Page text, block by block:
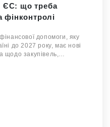
ЄС: що треба
фінконтролі
допомоги, яку
до 2027 року, має нові
щодо закупівель,…